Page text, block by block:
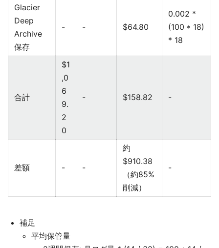
Glacier
Deep
Archive
保存
- - $64.80
0.002 *
(100 * 18)
* 18
合計
$1
,0
6
9.
2
0
- $158.82 -
差額 - -
約
$910.38
（約85%
削減）
-
補足
平均保管量